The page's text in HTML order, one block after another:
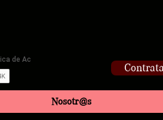
Nosotr@s